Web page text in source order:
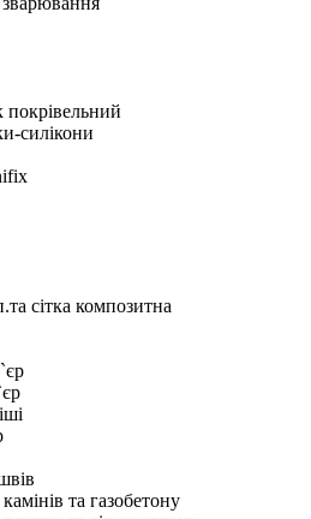
покрівельний
силікони
сітка композитна
та газобетону